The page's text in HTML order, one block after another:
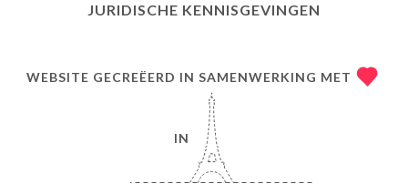
JURIDISCHE KENNISGEVINGEN
WEBSITE GECREËERD IN SAMENWERKING MET
IN